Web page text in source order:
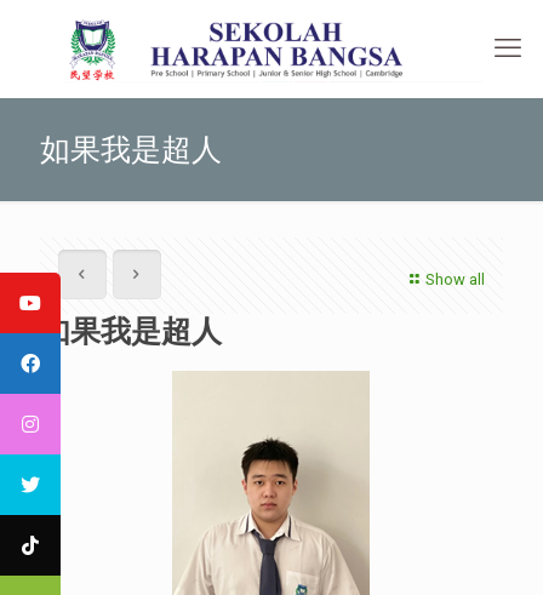
如果我是超人
Show all
如果我是超人